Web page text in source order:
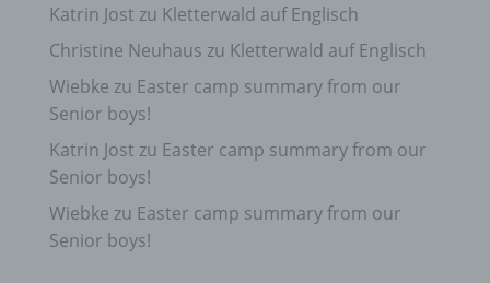
Katrin Jost zu Kletterwald auf Englisch
Christine Neuhaus zu Kletterwald auf Englisch
Wiebke zu Easter camp summary from our
Senior boys!
Katrin Jost zu Easter camp summary from our
Senior boys!
Wiebke zu Easter camp summary from our
Senior boys!